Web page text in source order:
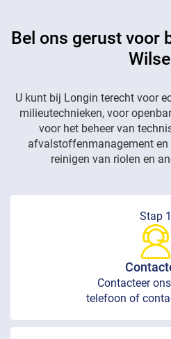
Bel ons gerust voor
U kunt bij Longin terecht voor
milieutechnieken, voor
voor het beheer van
afvalstoffenmanagement en
reinigen van riolen en
Stap 1
Contacteer
telefoon of